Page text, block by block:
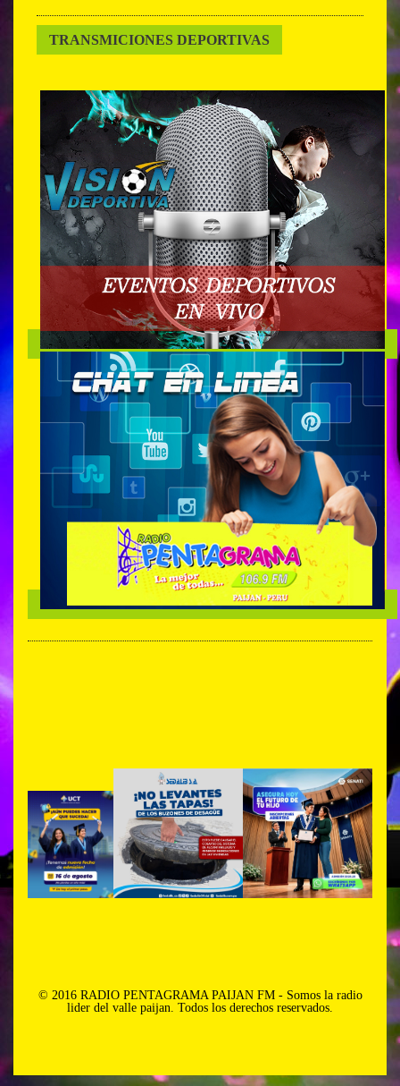
TRANSMICIONES DEPORTIVAS
© 2016 RADIO PENTAGRAMA PAIJAN FM - Somos la radio
lider del valle paijan. Todos los derechos reservados.